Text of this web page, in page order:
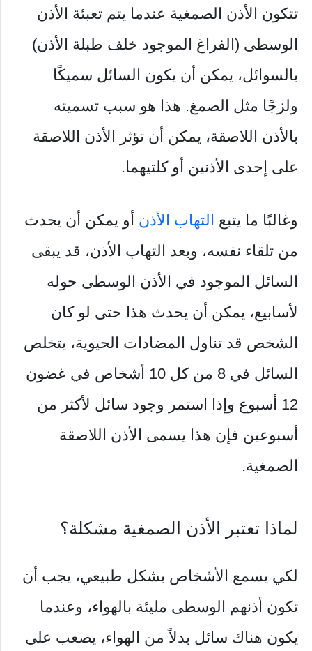
تتكون الأذن الصمغية عندما يتم تعبئة الأذن
الوسطى (الفراغ الموجود خلف طبلة الأذن)
بالسوائل، يمكن أن يكون السائل سميكًا
ولزجًا مثل الصمغ. هذا هو سبب تسميته
بالأذن اللاصقة، يمكن أن تؤثر الأذن اللاصقة
على إحدى الأذنين أو كلتيهما.
وغالبًا ما يتبع التهاب الأذن أو يمكن أن يحدث
من تلقاء نفسه، وبعد التهاب الأذن، قد يبقى
السائل الموجود في الأذن الوسطى حوله
لأسابيع، يمكن أن يحدث هذا حتى لو كان
الشخص قد تناول المضادات الحيوية، يتخلص
السائل في 8 من كل 10 أشخاص في غضون
12 أسبوع وإذا استمر وجود سائل لأكثر من
أسبوعين فإن هذا يسمى الأذن اللاصقة
الصمغية.
لماذا تعتبر الأذن الصمغية مشكلة؟
لكي يسمع الأشخاص بشكل طبيعي، يجب أن
تكون أذنهم الوسطى مليئة بالهواء، وعندما
يكون هناك سائل بدلاً من الهواء، يصعب على